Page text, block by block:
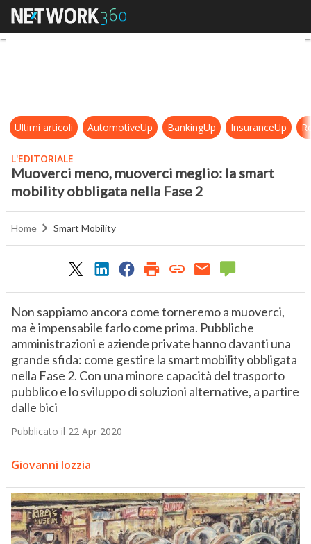
Muoverci meno, muoverci
Ultimi articoli AutomotiveUp BankingUp InsuranceUp
L'EDITORIALE
Muoverci meno, muoverci meglio: la smart
mobility obbligata nella Fase 2
Home Smart Mobility
Non sappiamo ancora come torneremo a muoverci,
ma è impensabile farlo come prima. Pubbliche
amministrazioni e aziende private hanno davanti una
grande sfida: come gestire la smart mobility obbligata
nella Fase 2. Con una minore capacità del trasporto
pubblico e lo sviluppo di soluzioni alternative, a partire
dalle bici
Pubblicato il 22 Apr 2020
Giovanni Iozzia